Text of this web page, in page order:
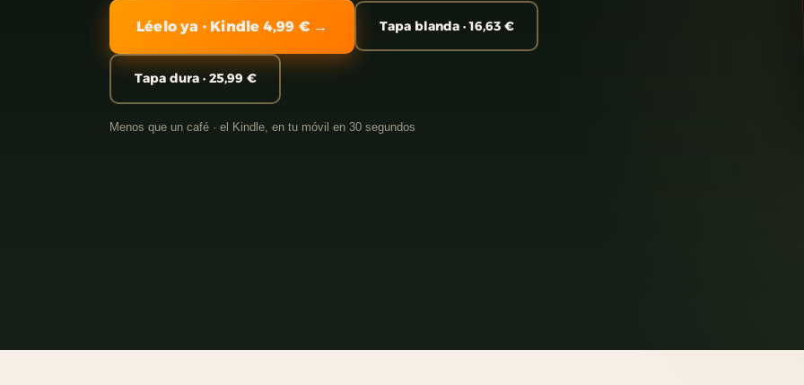
Léelo ya · Kindle 4,99 € → Tapa blanda · 16,63 €
Tapa dura · 25,99 €
Menos que un café · el Kindle, en tu móvil en 30 segundos